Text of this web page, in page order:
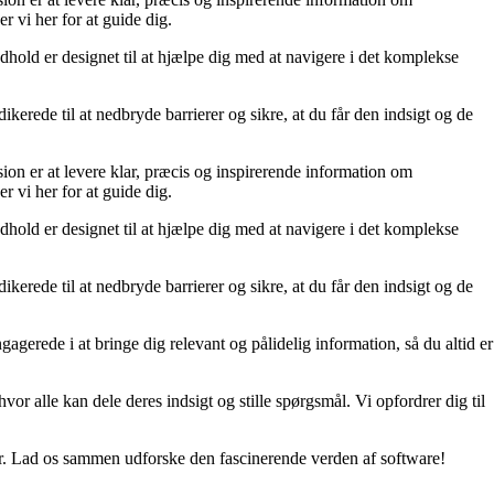
vi her for at guide dig.
er designet til at hjælpe dig med at navigere i det komplekse
til at nedbryde barrierer og sikre, at du får den indsigt og de
er at levere klar, præcis og inspirerende information om
vi her for at guide dig.
er designet til at hjælpe dig med at navigere i det komplekse
til at nedbryde barrierer og sikre, at du får den indsigt og de
i at bringe dig relevant og pålidelig information, så du altid er
alle kan dele deres indsigt og stille spørgsmål. Vi opfordrer dig til
os sammen udforske den fascinerende verden af software!